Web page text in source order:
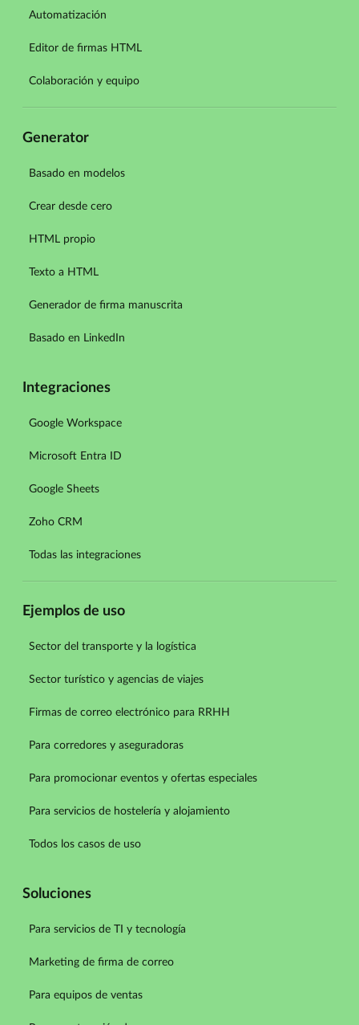
Automatización
Editor de firmas HTML
Colaboración y equipo
Generator
Basado en modelos
Crear desde cero
HTML propio
Texto a HTML
Generador de firma manuscrita
Basado en LinkedIn
Integraciones
Google Workspace
Microsoft Entra ID
Google Sheets
Zoho CRM
Todas las integraciones
Ejemplos de uso
Sector del transporte y la logística
Sector turístico y agencias de viajes
Firmas de correo electrónico para RRHH
Para corredores y aseguradoras
Para promocionar eventos y ofertas especiales
Para servicios de hostelería y alojamiento
Todos los casos de uso
Soluciones
Para servicios de TI y tecnología
Marketing de firma de correo
Para equipos de ventas